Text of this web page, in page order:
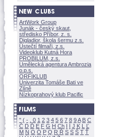
ArtWork Group
Junák - český skaut,
středisko Příbor, z. s.
Digladior, škola šermu z.s.
Ústečtí filmaři, z.s.
Videoklub Kutná Hora
PROBILUM, z.s.
Umělecká agentura Ambrozia
o.p.s.
ORFIKLUB
Univerzita Tomáše Bati ve
Zlíně
Nízkoprahový klub Pacific
" ( - 0 1 2 3 4 5 6 7 8 9A B C
Č D Ď E F G H Ch I Í J K L
Ľ
M N O Ó P Q R Ř S Ś T Ť